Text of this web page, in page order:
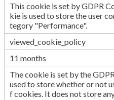
This cookie is set by GDPR
kie is used to store the user
tegory "Performance".
viewed_cookie_policy
11 months
The cookie is set by the
used to store whether or not
f cookies. It does not store